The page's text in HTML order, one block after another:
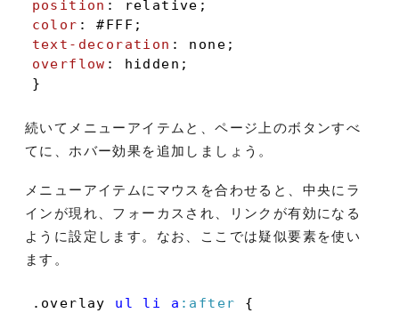
position
color : #FFF
text-decoration
overflow : hidden;
}
続いてメニューアイテムと、ページ上のボタンすべ
てに、ホバー効果を追加しましょう。
メニューアイテムにマウスを合わせると、中央にラ
インが現れ、フォーカスされ、リンクが有効になる
ように設定します。なお、ここでは疑似要素を使い
ます。
.overlay ul li a :after